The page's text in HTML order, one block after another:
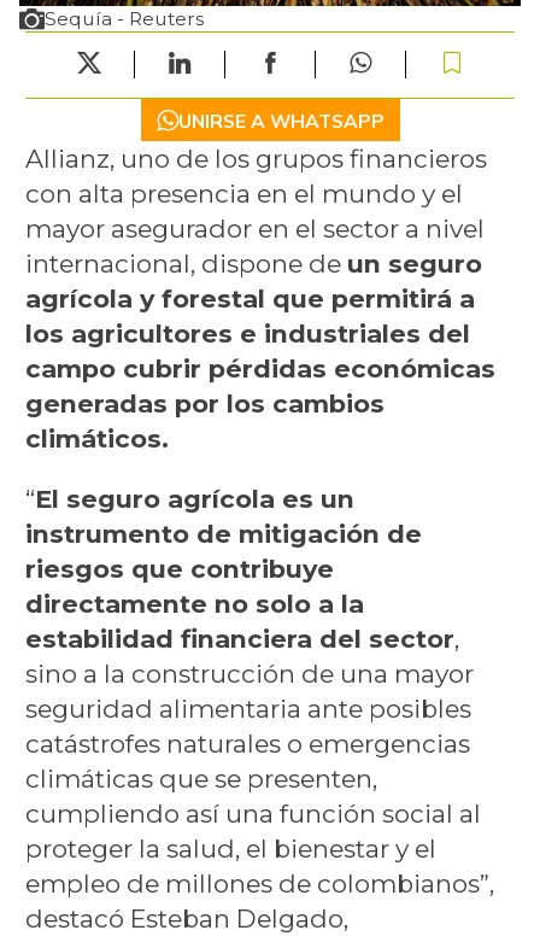
Sequía - Reuters
UNIRSE A WHATSAPP
Allianz, uno de los grupos financieros
con alta presencia en el mundo y el
mayor asegurador en el sector a nivel
internacional, dispone de un seguro
agrícola y forestal que permitirá a
los agricultores e industriales del
campo cubrir pérdidas económicas
generadas por los cambios
climáticos.
“El seguro agrícola es un
instrumento de mitigación de
riesgos que contribuye
directamente no solo a la
estabilidad financiera del sector,
sino a la construcción de una mayor
seguridad alimentaria ante posibles
catástrofes naturales o emergencias
climáticas que se presenten,
cumpliendo así una función social al
proteger la salud, el bienestar y el
empleo de millones de colombianos”,
destacó Esteban Delgado,